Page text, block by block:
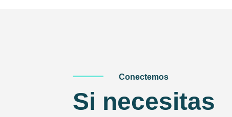
Conectemos
Si necesitas